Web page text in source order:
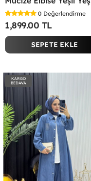
0 Değerlendirme
1,899.00 TL
SEPETE EKLE
KARGO
BEDAVA